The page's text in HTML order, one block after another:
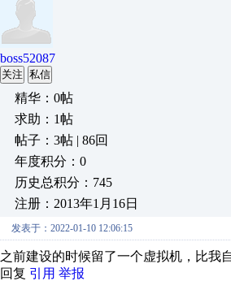
boss52087
关注 私信
精华：0帖
求助：1帖
帖子：3帖 | 86回
年度积分：0
历史总积分：745
注册：2013年1月16日
发表于：2022-01-10 12:06:15
之前建设的时候留了一个虚拟机，比我
回复 引用 举报